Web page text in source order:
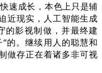
速成长，本色上只是辅
近现实，人工智能生成
的影视制做，并最终建
的。继续用人的聪慧和
做存正在着诸多非可视